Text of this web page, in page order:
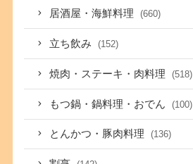
居酒屋・海鮮料理 (660)
立ち飲み (152)
焼肉・ステーキ・肉料理 (518)
もつ鍋・鍋料理・おでん (100)
とんかつ・豚肉料理 (136)